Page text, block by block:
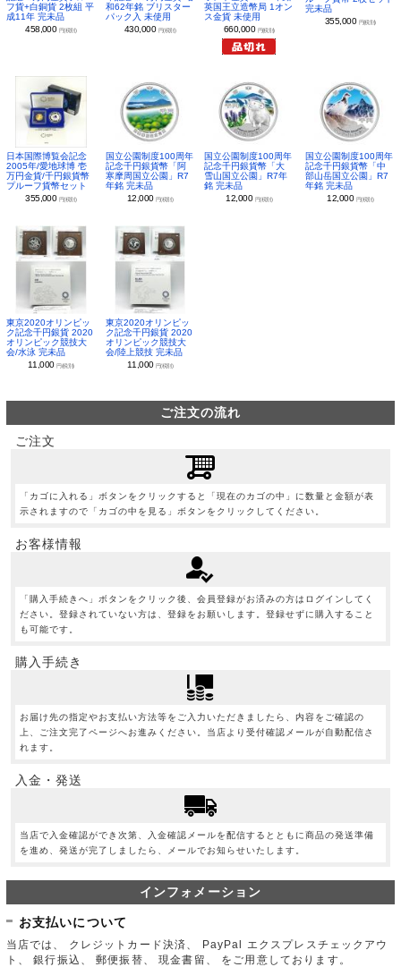
フ貨+白銅貨 2枚組 平
成11年 完未品
458,000 円(税別)
和62年銘 ブリスター
パック入 未使用
430,000 円(税別)
英国王立造幣局 1オン
ス金貨 未使用
660,000 円(税別)
完未品
355,000 円(税別)
日本国際博覧会記念
2005年/愛地球博 壱
万円金貨/千円銀貨幣
プルーフ貨幣セット
355,000 円(税別)
国立公園制度100周年
記念千円銀貨幣「阿
寒摩周国立公園」R7
年銘 完未品
12,000 円(税別)
国立公園制度100周年
記念千円銀貨幣「大
雪山国立公園」R7年
銘 完未品
12,000 円(税別)
国立公園制度100周年
記念千円銀貨幣「中
部山岳国立公園」R7
年銘 完未品
12,000 円(税別)
東京2020オリンピッ
ク記念千円銀貨 2020
オリンピック競技大
会/水泳 完未品
11,000円(税別)
東京2020オリンピッ
ク記念千円銀貨 2020
オリンピック競技大
会/陸上競技 完未品
11,000 円(税別)
ご注文の流れ
ご注文
「カゴに入れる」ボタンをクリックすると「現在のカゴの中」に数量と金額が表
示されますので「カゴの中を見る」ボタンをクリックしてください。
お客様情報
「購入手続きへ」ボタンをクリック後、会員登録がお済みの方はログインしてく
ださい。登録されていない方は、登録をお願いします。登録せずに購入すること
も可能です。
購入手続き
お届け先の指定やお支払い方法等をご入力いただきましたら、内容をご確認の
上、ご注文完了ページへお進みください。当店より受付確認メールが自動配信さ
れます。
入金・発送
当店で入金確認ができ次第、入金確認メールを配信するとともに商品の発送準備
を進め、発送が完了しましたら、メールでお知らせいたします。
インフォメーション
お支払いについて
当店では、 クレジットカード決済、 PayPal エクスプレスチェックアウ
ト、 銀行振込、 郵便振替、 現金書留、 をご用意しております。